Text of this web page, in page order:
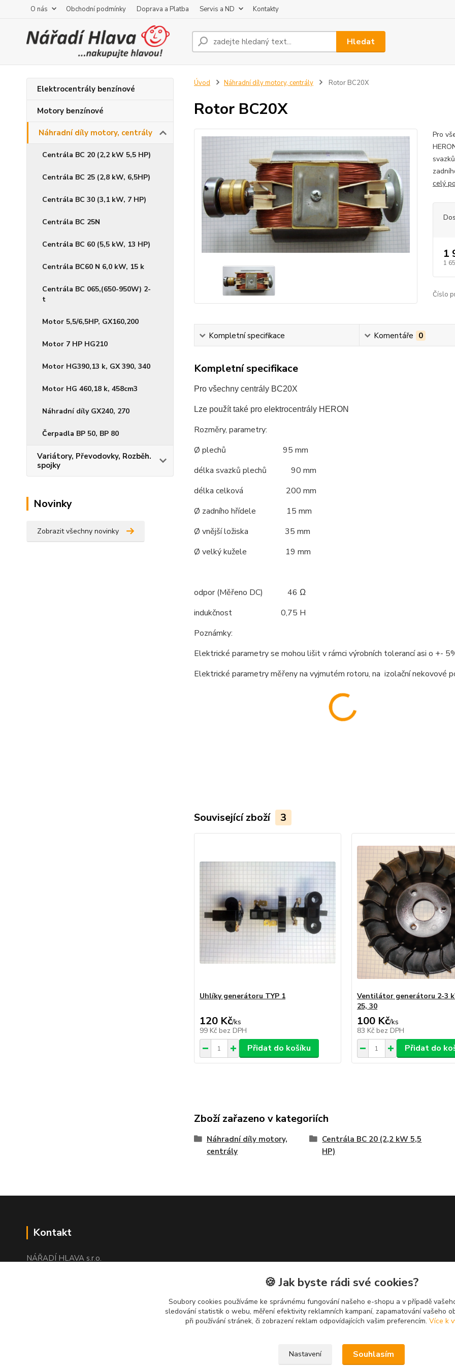
O nás Obchodní podmínky Doprava a Platba Servis a ND Kontakty
Hledat
Elektrocentrály benzínové
Motory benzínové
Náhradní díly motory, centrály
Centrála BC 20 (2,2 kW 5,5 HP)
Centrála BC 25 (2,8 kW, 6,5HP)
Centrála BC 30 (3,1 kW, 7 HP)
Centrála BC 25N
Centrála BC 60 (5,5 kW, 13 HP)
Centrála BC60 N 6,0 kW, 15 k
Centrála BC 065,(650-950W) 2-
t
Motor 5,5/6,5HP, GX160,200
Motor 7 HP HG210
Motor HG390,13 k, GX 390, 340
Motor HG 460,18 k, 458cm3
Náhradní díly GX240, 270
Čerpadla BP 50, BP 80
Variátory, Převodovky, Rozběh.
spojky
Novinky
Zobrazit všechny novinky
Úvod Náhradní díly motory, centrály Rotor BC20X
Rotor BC20X
Pro
celý
1
1
Číslo
Kompletní specifikace Komentáře 0
Kompletní specifikace
Pro všechny centrály BC20X
Lze použít také pro elektrocentrály HERON
Rozměry, parametry:
Ø plechů 95 mm
délka svazků plechů 90 mm
délka celková 200 mm
Ø zadního hřídele 15 mm
Ø vnější ložiska 35 mm
Ø velký kužele 19 mm
odpor (Měřeno DC) 46 Ω
indukčnost 0,75 H
Poznámky:
Elektrické parametry se mohou lišit v rámci výrobních tolerancí asi o +-
Elektrické parametry měřeny na vyjmutém rotoru, na izolační nekovové
Související zboží 3
Uhlíky generátoru TYP 1
120 Kč/ks
99 Kč bez DPH
Přidat do košíku
Ventilátor generátoru 2-3
25, 30
100 Kč/ks
83 Kč bez DPH
Přidat do
Zboží zařazeno v kategoriích
Náhradní díly motory,
centrály
Centrála BC 20 (2,2 kW 5,5
HP)
Kontakt
NÁŘADÍ HLAVA s.r.o.
🍪 Jak byste rádi své cookies?
Soubory cookies používáme ke správnému fungování našeho e-shopu a v případě
sledování statistik o webu, měření efektivity reklamních kampaní, zapamatování vašeho
při používání stránek, či zobrazení reklam odpovídajících vašim preferencím. Více k
Nastavení Souhlasím